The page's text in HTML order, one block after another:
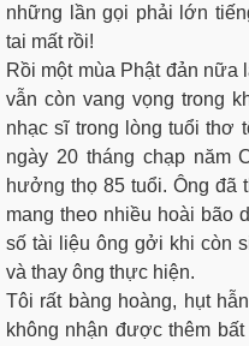
những lần gọi phải lớn
tai mất rồi!
Rồi một mùa Phật đản nữa
vẫn còn vang vọng trong
nhạc sĩ trong lòng tuổi thơ
ngày 20 tháng chạp năm
hưởng thọ 85 tuổi. Ông đã
mang theo nhiều hoài bão
số tài liệu ông gởi khi còn
và thay ông thực hiện.
Tôi rất bàng hoàng, hụt
không nhận được thêm